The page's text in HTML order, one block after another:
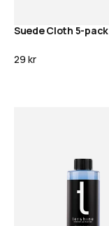
Suede Cloth 5-pack
29 kr